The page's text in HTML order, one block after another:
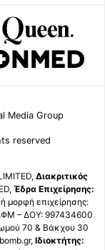
Media Group
reserved
Διακριτικός
Έδρα Επιχείρησης:
επιχείρησης:
– ΔΟΥ: 997434600
70 & Βάκχου 30
Ιδιοκτήτης: